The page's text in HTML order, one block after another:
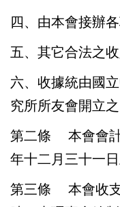
四、由本會接辦
五、其它合法之收
六、收據統由國
究所所友會開立之
第二條 本會會計
年十二月三十一日
第三條 本會收支